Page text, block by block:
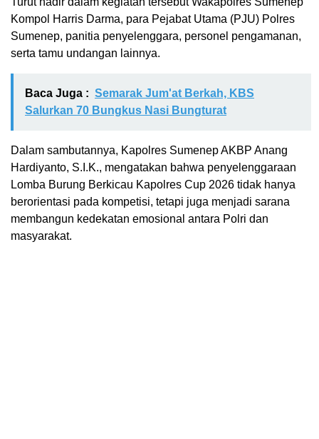
Kompol Harris Darma, para Pejabat Utama (PJU) Polres
Sumenep, panitia penyelenggara, personel pengamanan,
serta tamu undangan lainnya.
Baca Juga : Semarak Jum'at Berkah, KBS
Salurkan 70 Bungkus Nasi Bungturat
Dalam sambutannya, Kapolres Sumenep AKBP Anang
Hardiyanto, S.I.K., mengatakan bahwa penyelenggaraan
Lomba Burung Berkicau Kapolres Cup 2026 tidak hanya
berorientasi pada kompetisi, tetapi juga menjadi sarana
membangun kedekatan emosional antara Polri dan
masyarakat.